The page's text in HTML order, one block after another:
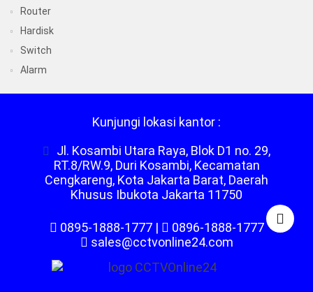
Router
Hardisk
Switch
Alarm
Kunjungi lokasi kantor :
Jl. Kosambi Utara Raya, Blok D1 no. 29,
RT.8/RW.9, Duri Kosambi, Kecamatan
Cengkareng, Kota Jakarta Barat, Daerah
Khusus Ibukota Jakarta 11750
0895-1888-1777|
0896-1888-1777
sales@cctvonline24.com